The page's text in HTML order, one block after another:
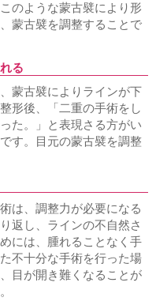
のような蒙古襞により形
蒙古襞を調整することで
る
蒙古襞によりラインが下
形後、「二重の手術をし
た。」と表現さる方がい
す。目元の蒙古襞を調整
は、調整力が必要になる
返し、ラインの不自然さ
には、腫れることなく手
不十分な手術を行った場
目が開き難くなることが